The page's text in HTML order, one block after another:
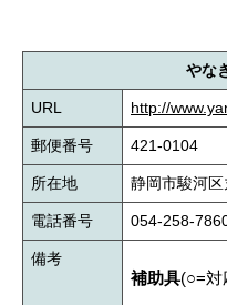
やな
URL http://
郵便番号 421-0104
所在地 静岡市駿河
電話番号 054-258-
備考
補助具(○=